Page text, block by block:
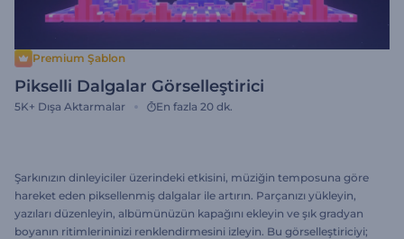
Premium Şablon
Pikselli Dalgalar Görselleştirici
5K+ Dışa Aktarmalar En fazla 20 dk.
Şarkınızın dinleyiciler üzerindeki etkisini, müziğin temposuna göre
hareket eden piksellenmiş dalgalar ile artırın. Parçanızı yükleyin,
yazıları düzenleyin, albümünüzün kapağını ekleyin ve şık gradyan
boyanın ritimlerininizi renklendirmesini izleyin. Bu görselleştiriciyi;